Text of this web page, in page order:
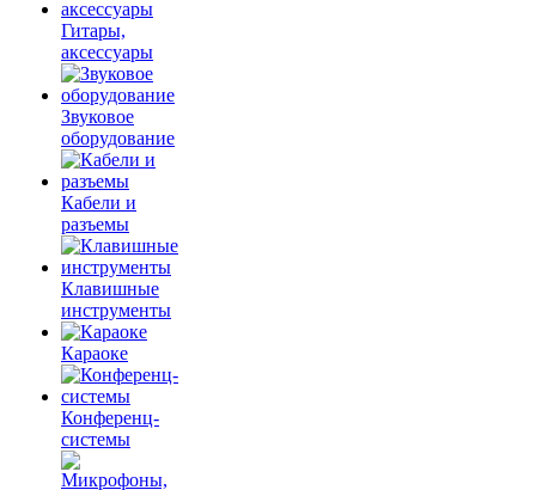
Гитары,
аксессуары
Звуковое
оборудование
Кабели и
разъемы
Клавишные
инструменты
Караоке
Конференц-
системы